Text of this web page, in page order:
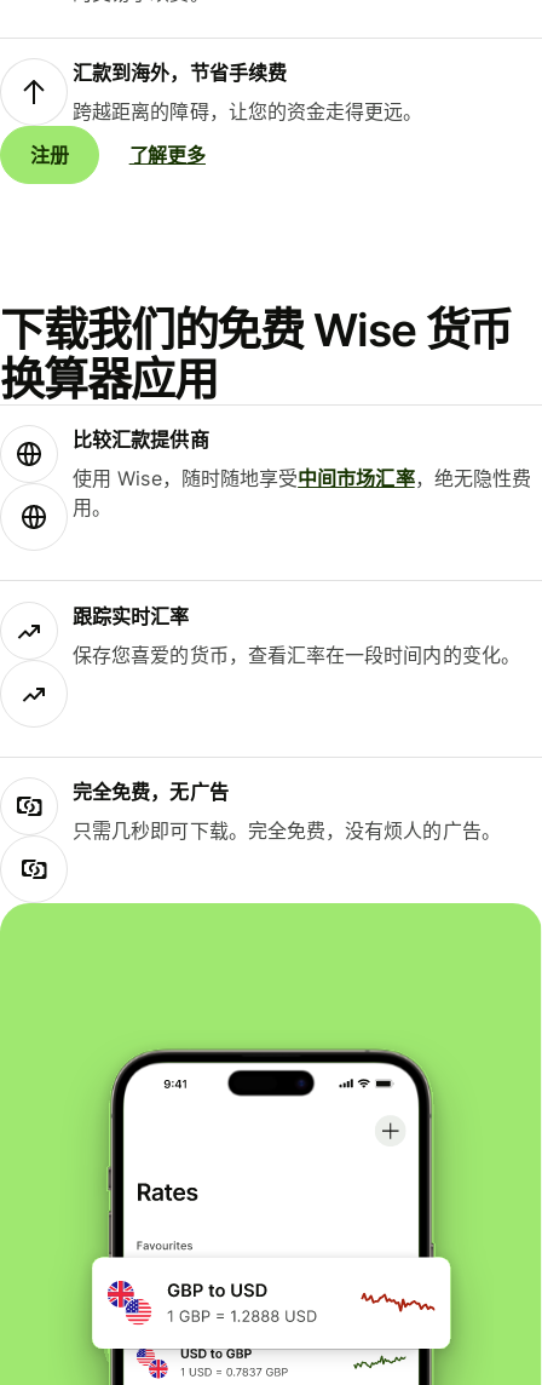
汇款到海外，节省手续费
跨越距离的障碍，让您的资金走得更远。
注册
了解更多
下载我们的免费 Wise 货币
换算器应用
比较汇款提供商
使用 Wise，随时随地享受中间市场汇率，绝无隐性费
用。
跟踪实时汇率
保存您喜爱的货币，查看汇率在一段时间内的变化。
完全免费，无广告
只需几秒即可下载。完全免费，没有烦人的广告。